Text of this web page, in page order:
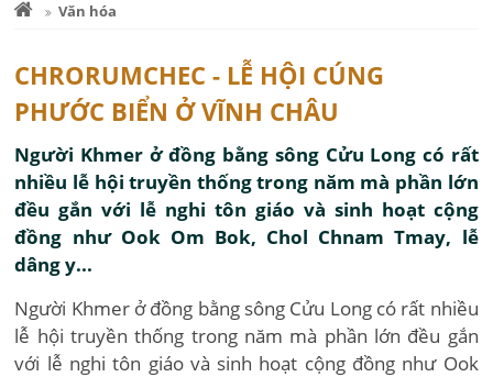
Văn hóa
CHRORUMCHEC - LỄ HỘI CÚNG
PHƯỚC BIỂN Ở VĨNH CHÂU
Người Khmer ở đồng bằng sông Cửu Long có rất
nhiều lễ hội truyền thống trong năm mà phần lớn
đều gắn với lễ nghi tôn giáo và sinh hoạt cộng
đồng như Ook Om Bok, Chol Chnam Tmay, lễ
dâng y...
Người Khmer ở đồng bằng sông Cửu Long có rất nhiều
lễ hội truyền thống trong năm mà phần lớn đều gắn
với lễ nghi tôn giáo và sinh hoạt cộng đồng như Ook